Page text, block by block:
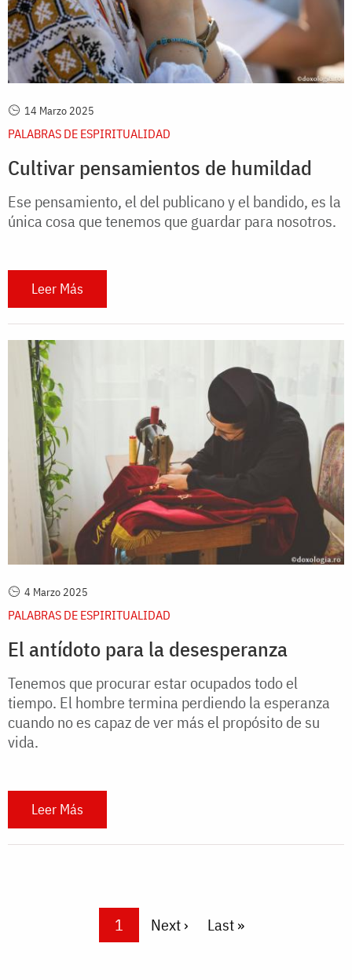
14 Marzo 2025
PALABRAS DE ESPIRITUALIDAD
Cultivar pensamientos de humildad
Ese pensamiento, el del publicano y el bandido, es la
única cosa que tenemos que guardar para nosotros.
Leer Más
4 Marzo 2025
PALABRAS DE ESPIRITUALIDAD
El antídoto para la desesperanza
Tenemos que procurar estar ocupados todo el
tiempo. El hombre termina perdiendo la esperanza
cuando no es capaz de ver más el propósito de su
vida.
Leer Más
Current page
1 Next page
Next › Last page
Last »